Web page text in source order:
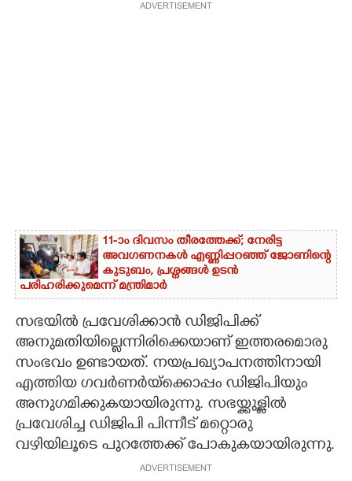
ADVERTISEMENT
11-ാം ദിവസം തീരത്തേക്ക്; നേരിട്ട
അവഗണനകൾ എണ്ണിപ്പറഞ്ഞ് ജോണിന്റെ
കുടുബം,​ പ്രശ്നങ്ങൾ ഉടൻ
പരിഹരിക്കുമെന്ന് മന്ത്രിമാർ
സഭയിൽ പ്രവേശിക്കാൻ ഡിജിപിക്ക്
അനുമതിയില്ലെന്നിരിക്കെയാണ് ഇത്തരമൊരു
സംഭവം ഉണ്ടായത്. നയപ്രഖ്യാപനത്തിനായി
എത്തിയ ഗവർണർയ്ക്കൊപ്പം ഡിജിപിയും
അനുഗമിക്കുകയായിരുന്നു. സഭയ്ക്കുള്ളിൽ
പ്രവേശിച്ച ഡിജിപി പിന്നീട് മറ്റൊരു
വഴിയിലൂടെ പുറത്തേക്ക് പോകുകയായിരുന്നു.
ADVERTISEMENT